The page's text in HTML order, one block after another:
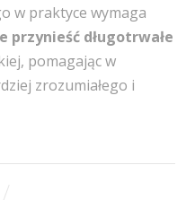
w praktyce wymaga
przynieść długotrwałe
pomagając w
zrozumiałego i